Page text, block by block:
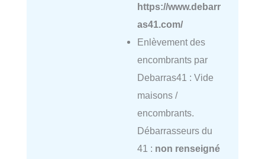
https://www.debarr
as41.com/
Enlèvement des
encombrants par
Debarras41 : Vide
maisons /
encombrants.
Débarrasseurs du
41 : non renseigné